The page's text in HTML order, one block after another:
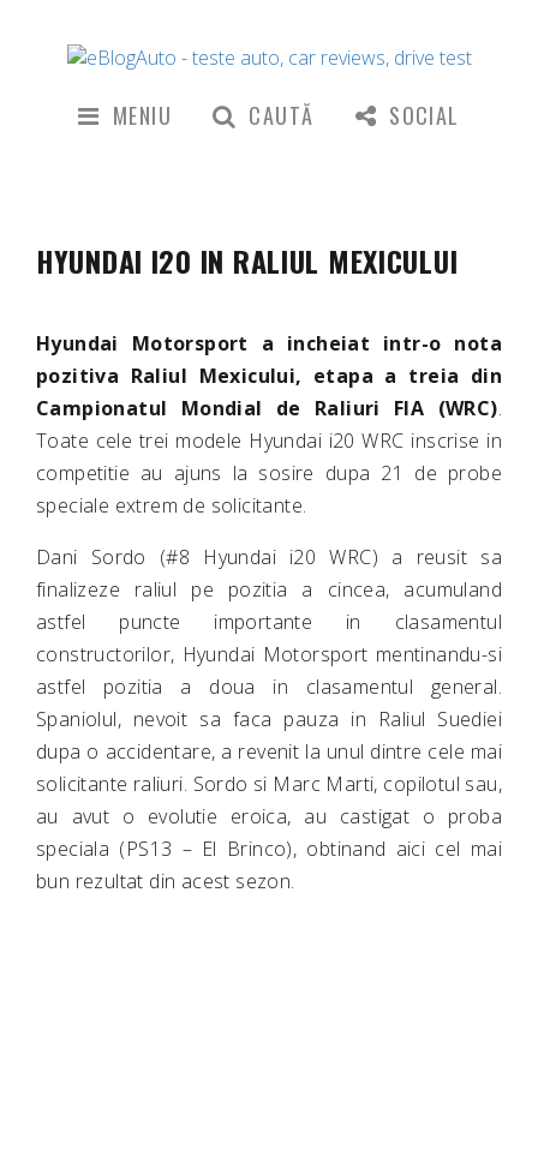
MENIU CAUTĂ SOCIAL
HYUNDAI I20 IN RALIUL MEXICULUI
Hyundai Motorsport a incheiat intr-o nota
pozitiva Raliul Mexicului, etapa a treia din
Campionatul Mondial de Raliuri FIA (WRC).
Toate cele trei modele Hyundai i20 WRC inscrise in
competitie au ajuns la sosire dupa 21 de probe
speciale extrem de solicitante.
Dani Sordo (#8 Hyundai i20 WRC) a reusit sa
finalizeze raliul pe pozitia a cincea, acumuland
astfel puncte importante in clasamentul
constructorilor, Hyundai Motorsport mentinandu-si
astfel pozitia a doua in clasamentul general.
Spaniolul, nevoit sa faca pauza in Raliul Suediei
dupa o accidentare, a revenit la unul dintre cele mai
solicitante raliuri. Sordo si Marc Marti, copilotul sau,
au avut o evolutie eroica, au castigat o proba
speciala (PS13 – El Brinco), obtinand aici cel mai
bun rezultat din acest sezon.